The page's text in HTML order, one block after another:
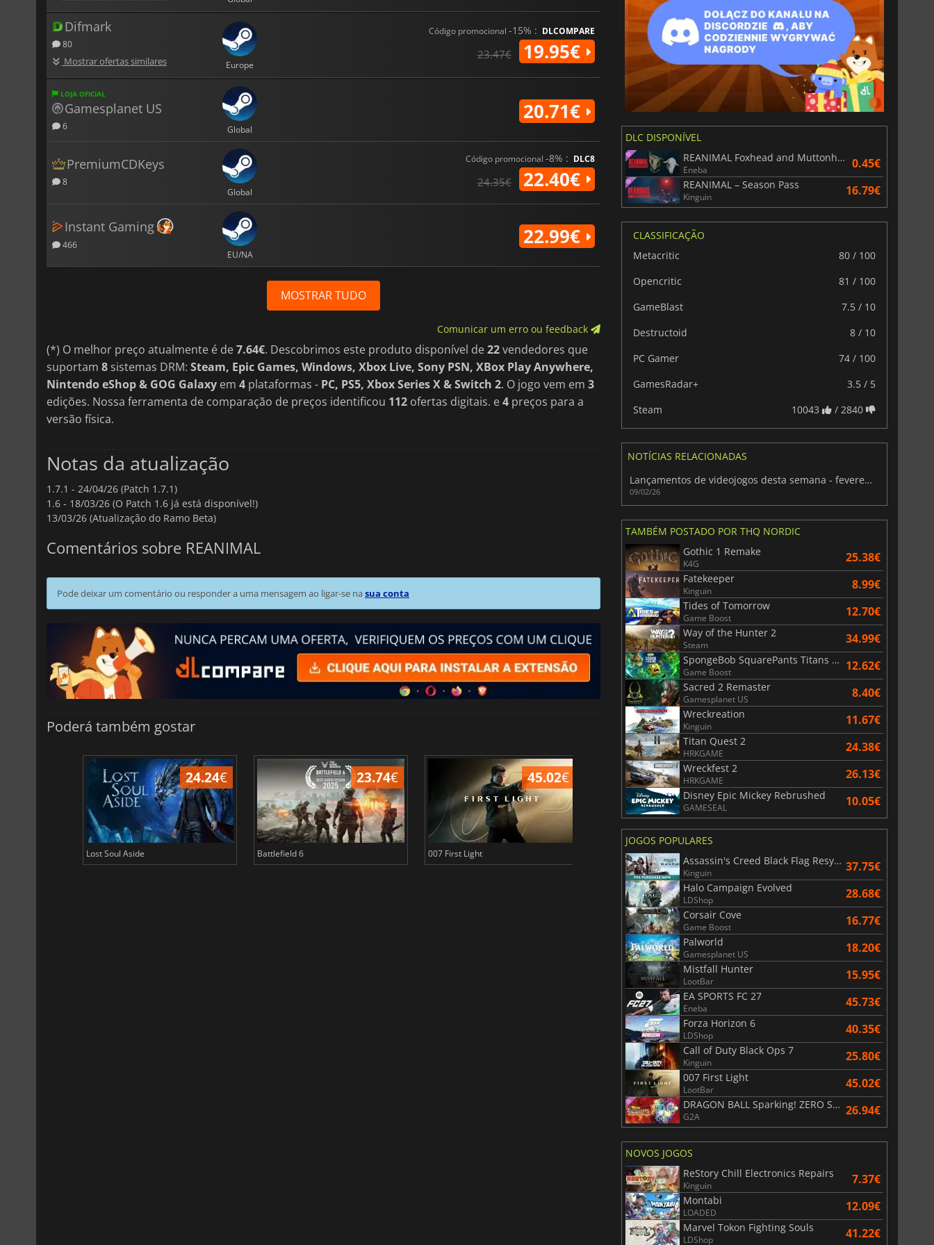
Difmark
80
Mostrar ofertas similares Europe
Código promocional -15% : DLCOMPARE
23.47€ 19.95€
LOJA OFICIAL
Gamesplanet US
6 Global
20.71€
PremiumCDKeys
8
Global
Código promocional -8% : DLC8
24.35€ 22.40€
Instant Gaming
466
EU/NA
22.99€
MOSTRAR TUDO
Comunicar um erro ou feedback
(*) O melhor preço atualmente é de7.64€. Descobrimos este produto disponível de22vendedores que
suportam 8 sistemas DRM: Steam, Epic Games, Windows, Xbox Live, Sony PSN, XBox Play Anywhere,
Nintendo eShop & GOG Galaxy em 4 plataformas - PC, PS5, Xbox Series X & Switch 2. O jogo vem em 3
edições. Nossa ferramenta de comparação de preços identificou 112 ofertas digitais. e4 preços para a
versão física.
Notas da atualização
1.7.1 - 24/04/26 (Patch 1.7.1)
1.6 - 18/03/26 (O Patch 1.6 já está disponível!)
13/03/26 (Atualização do Ramo Beta)
Comentários sobre REANIMAL
Pode deixar um comentário ou responder a uma mensagem ao ligar-se nasua conta
Poderá também gostar
24.24€
Lost Soul Aside
23.74€
Battlefield 6
45.02€
007 First Light
36.10€
Baldur's Gate 3
41.13
DLC DISPONÍVEL
REANIMAL Foxhead and Muttonhead Masks
Eneba 0.45€
REANIMAL – Season Pass
Kinguin 16.79€
CLASSIFICAÇÃO
Metacritic
80 / 100
Opencritic
81 / 100
GameBlast
7.5 / 10
Destructoid
8 / 10
PC Gamer
74 / 100
GamesRadar+
3.5 / 5
Steam
10043 / 2840
NOTÍCIAS RELACIONADAS
Lançamentos de videojogos desta semana - fevereiro de 2026 (Semana 7)
09/02/26
TAMBÉM POSTADO POR THQ NORDIC
Gothic 1 Remake
K4G 25.38€
Fatekeeper
Kinguin 8.99€
Tides of Tomorrow
Game Boost 12.70€
Way of the Hunter 2
Steam 34.99€
SpongeBob SquarePants Titans of the Tide
Game Boost 12.62€
Sacred 2 Remaster
Gamesplanet US 8.40€
Wreckreation
Kinguin 11.67€
Titan Quest 2
HRKGAME 24.38€
Wreckfest 2
HRKGAME 26.13€
Disney Epic Mickey Rebrushed
GAMESEAL 10.05€
JOGOS POPULARES
Assassin's Creed Black Flag Resynced
Kinguin 37.75€
Halo Campaign Evolved
LDShop 28.68€
Corsair Cove
Game Boost 16.77€
Palworld
Gamesplanet US 18.20€
Mistfall Hunter
LootBar 15.95€
EA SPORTS FC 27
Eneba 45.73€
Forza Horizon 6
LDShop 40.35€
Call of Duty Black Ops 7
Kinguin 25.80€
007 First Light
LootBar 45.02€
DRAGON BALL Sparking! ZERO Super Limit Breaking NEO
G2A 26.94€
NOVOS JOGOS
ReStory Chill Electronics Repairs
Kinguin 7.37€
Montabi
LOADED 12.09€
Marvel Tokon Fighting Souls
LDShop 41.22€